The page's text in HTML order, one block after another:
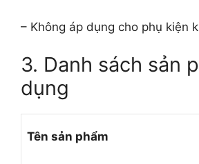
– Không áp dụng cho phụ kiện
3. Danh sách sản
dụng
Tên sản phẩm